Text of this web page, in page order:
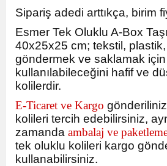
Sipariş adedi arttıkça, birim
Esmer Tek Oluklu A-Box
40x25x25 cm; tekstil,
göndermek ve saklamak için
kullanılabileceğini hafif ve
kolilerdir.
E-Ticaret ve Kargo
kolileri tercih edebilirsiniz,
zamanda ambalaj ve
tek oluklu kolileri kargo
kullanabilirsiniz.